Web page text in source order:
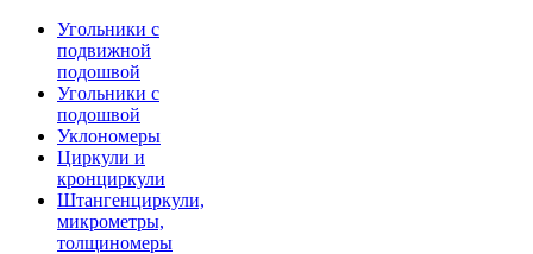
Угольники с
подвижной
подошвой
Угольники с
подошвой
Уклономеры
Циркули и
кронциркули
Штангенциркули,
микрометры,
толщиномеры